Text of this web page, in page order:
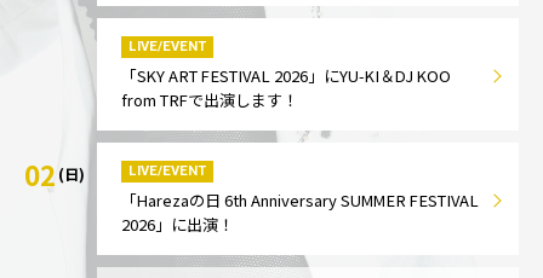
LIVE/EVENT
「SKY ART FESTIVAL 2026」にYU-KI＆DJ KOO
from TRFで出演します！
02 (日) LIVE/EVENT
「Harezaの日 6th Anniversary SUMMER FESTIVAL
2026」に出演！